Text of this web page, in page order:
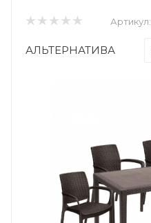
Артикул:
АЛЬТЕРНАТИВА